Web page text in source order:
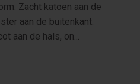
Zacht katoen aan de
aan de buitenkant.
aan de hals, on...